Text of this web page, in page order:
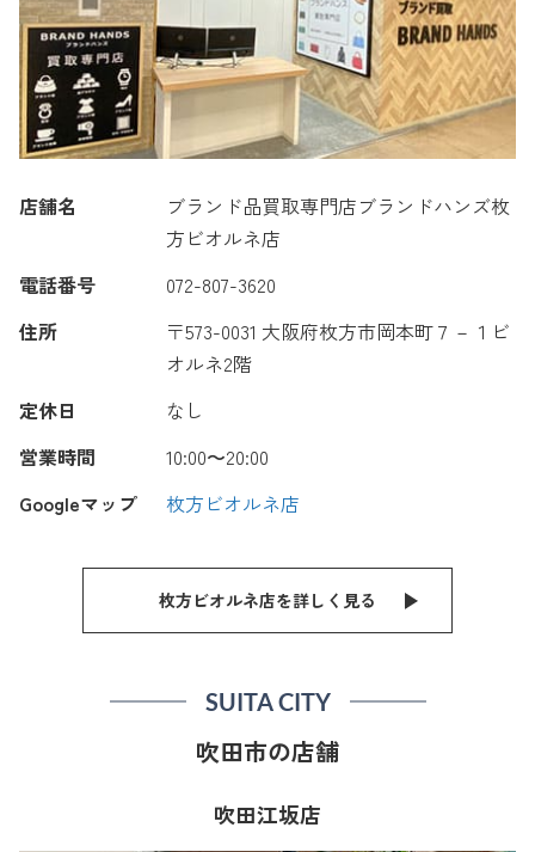
店舗名
ブランド品買取専門店ブランドハンズ枚
方ビオルネ店
電話番号
072-807-3620
住所
〒573-0031 大阪府枚方市岡本町７－１ビ
オルネ2階
定休日
なし
営業時間
10:00〜20:00
Googleマップ
枚方ビオルネ店
枚方ビオルネ店を詳しく見る
SUITA CITY
吹田市の店舗
吹田江坂店